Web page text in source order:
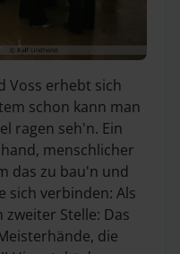
Voss erhebt sich
schon kann man
ragen seh'n. Ein
menschlicher
das zu bau'n und
sich verbinden: Als
zweiter Stelle: Das
die